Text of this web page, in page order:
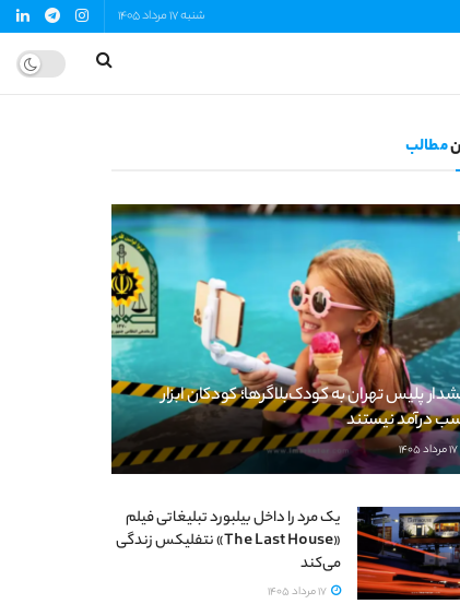
شنبه 17 مرداد 1405
مطالب
پلیس تهران به کودک‌بلاگرها؛ کودکان ابزار
درآمد نیستند
17 مرداد 1405
یک مرد را داخل بیلبورد تبلیغاتی فیلم
«The Last House» نتفلیکس زندگی
می‌کند